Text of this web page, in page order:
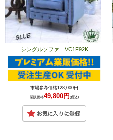
シングルソファ VC1F92K
市場参考価格128,000円
業販価格49,800円(税込)